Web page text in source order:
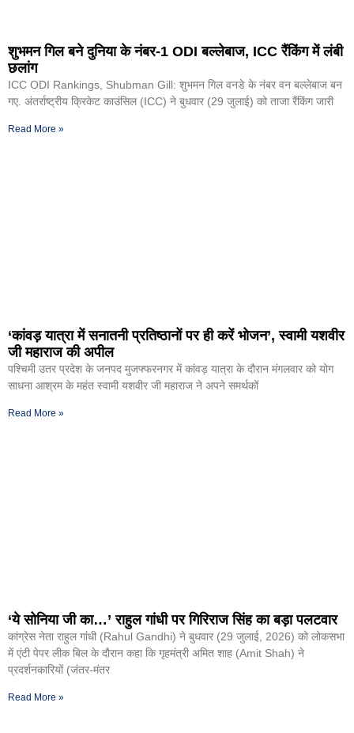
शुभमन गिल बने दुनिया के नंबर-1 ODI बल्लेबाज, ICC रैंकिंग में लंबी
छलांग
ICC ODI Rankings, Shubman Gill: शुभमन गिल वनडे के नंबर वन बल्लेबाज बन
गए. अंतर्राष्ट्रीय क्रिकेट काउंसिल (ICC) ने बुधवार (29 जुलाई) को ताजा रैंकिंग जारी
Read More »
‘कांवड़ यात्रा में सनातनी प्रतिष्ठानों पर ही करें भोजन’, स्वामी यशवीर
जी महाराज की अपील
पश्चिमी उतर प्रदेश के जनपद मुजफ्फरनगर में कांवड़ यात्रा के दौरान मंगलवार को योग
साधना आश्रम के महंत स्वामी यशवीर जी महाराज ने अपने समर्थकों
Read More »
‘ये सोनिया जी का…’ राहुल गांधी पर गिरिराज सिंह का बड़ा पलटवार
कांग्रेस नेता राहुल गांंधी (Rahul Gandhi) ने बुधवार (29 जुलाई, 2026) को लोकसभा
में एंटी पेपर लीक बिल के दौरान कहा कि गृहमंत्री अमित शाह (Amit Shah) ने
प्रदर्शनकारियों (जंतर-मंतर
Read More »